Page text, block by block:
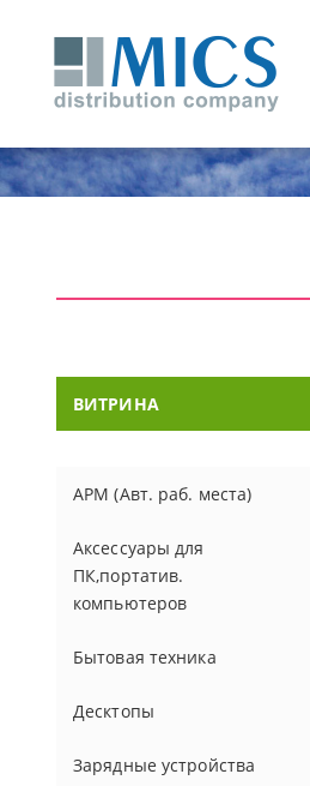
ВИТРИНА
АРМ (Авт. раб. места)
Аксессуары для
ПК,портатив.
компьютеров
Бытовая техника
Десктопы
Зарядные устройства